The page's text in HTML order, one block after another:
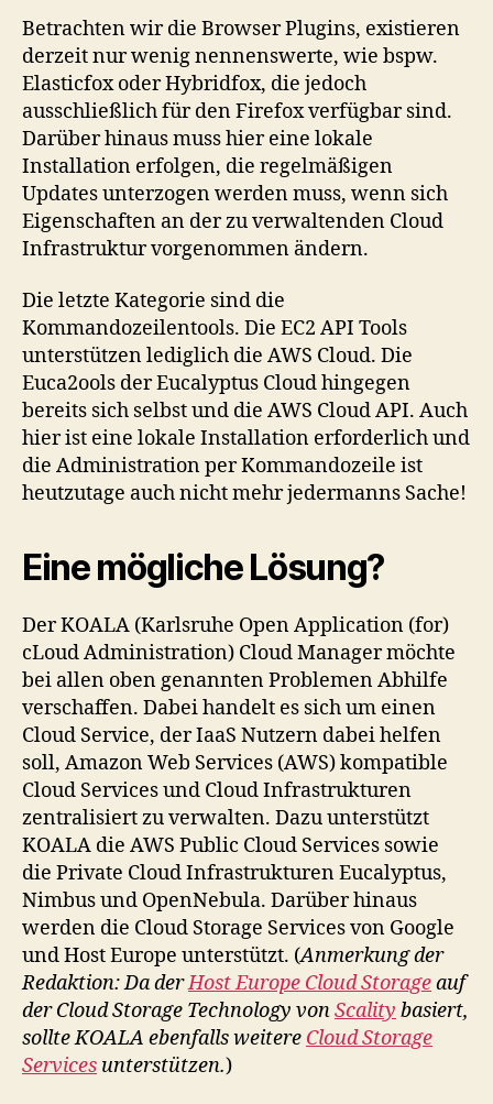
Betrachten wir die Browser Plugins, existieren
derzeit nur wenig nennenswerte, wie bspw.
Elasticfox oder Hybridfox, die jedoch
ausschließlich für den Firefox verfügbar sind.
Darüber hinaus muss hier eine lokale
Installation erfolgen, die regelmäßigen
Updates unterzogen werden muss, wenn sich
Eigenschaften an der zu verwaltenden Cloud
Infrastruktur vorgenommen ändern.
Die letzte Kategorie sind die
Kommandozeilentools. Die EC2 API Tools
unterstützen lediglich die AWS Cloud. Die
Euca2ools der Eucalyptus Cloud hingegen
bereits sich selbst und die AWS Cloud API. Auch
hier ist eine lokale Installation erforderlich und
die Administration per Kommandozeile ist
heutzutage auch nicht mehr jedermanns Sache!
Eine mögliche Lösung?
Der KOALA (Karlsruhe Open Application (for)
cLoud Administration) Cloud Manager möchte
bei allen oben genannten Problemen Abhilfe
verschaffen. Dabei handelt es sich um einen
Cloud Service, der IaaS Nutzern dabei helfen
soll, Amazon Web Services (AWS) kompatible
Cloud Services und Cloud Infrastrukturen
zentralisiert zu verwalten. Dazu unterstützt
KOALA die AWS Public Cloud Services sowie
die Private Cloud Infrastrukturen Eucalyptus,
Nimbus und OpenNebula. Darüber hinaus
werden die Cloud Storage Services von Google
und Host Europe unterstützt. (Anmerkung der
Redaktion: Da derHost Europe Cloud Storageauf
der Cloud Storage Technology vonScality basiert,
sollte KOALA ebenfalls weitere Cloud Storage
Services unterstützen.)